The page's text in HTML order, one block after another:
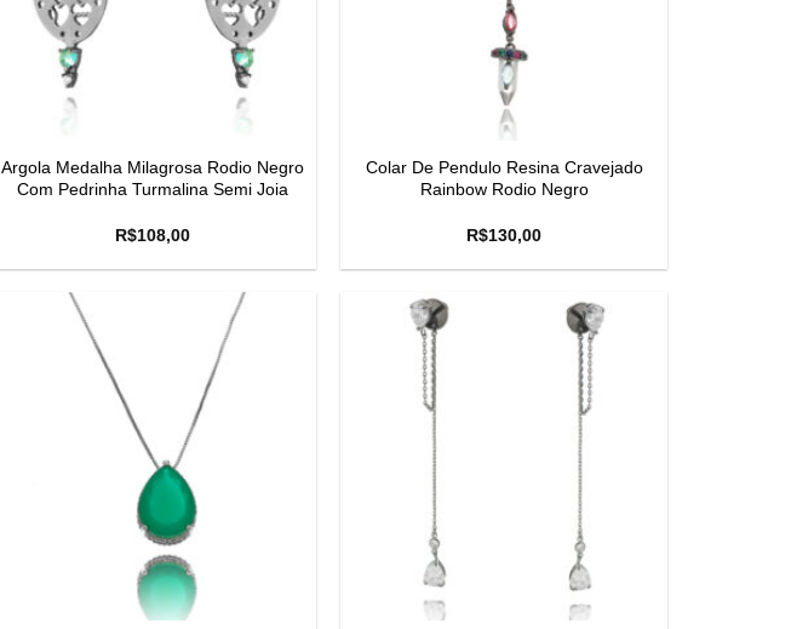
Argola Medalha Milagrosa Rodio Negro
Com Pedrinha Turmalina Semi Joia
R$108,00
Colar De Pendulo Resina Cravejado
Rainbow Rodio Negro
R$130,00